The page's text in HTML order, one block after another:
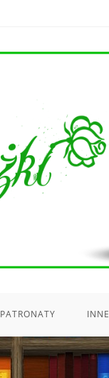
PATRONATY INNE